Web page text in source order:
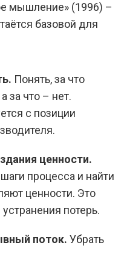
мышление» (1996) –
базовой для
Понять, за что
за что – нет.
с позиции
ценности.
процесса и найти
ценности. Это
потерь.
поток. Убрать